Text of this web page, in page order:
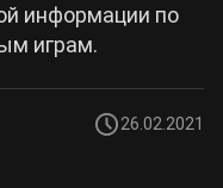
информации по
играм.
26.02.2021